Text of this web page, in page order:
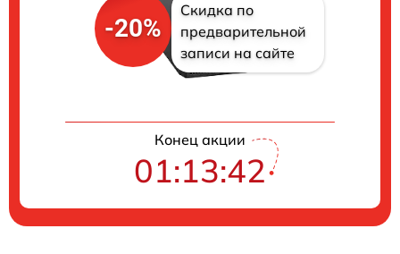
-20%
Скидка по
предварительной
записи на сайте
Конец акции
01:13:41